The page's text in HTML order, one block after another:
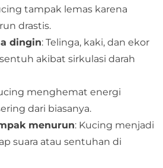
tampak lemas karena
drastis.
dingin: Telinga, kaki, dan ekor
akibat sirkulasi darah
menghemat energi
dari biasanya.
menurun: Kucing menjadi
suara atau sentuhan di